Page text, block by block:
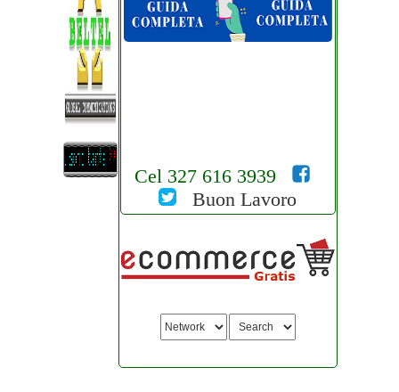
Cel 327 616 3939
Buon Lavoro